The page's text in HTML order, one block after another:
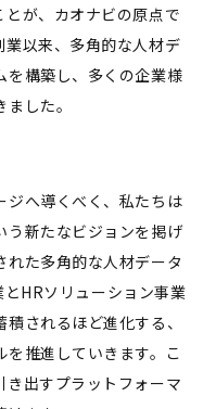
が、カオナビの原点で
以来、多角的な人材デ
を構築し、多くの企業様
した。
ジへ導くべく、私たちは
う新たなビジョンを掲げ
れた多角的な人材データ
HRソリューション事業
されるほど進化する、
推進していきます。こ
き出すプラットフォーマ